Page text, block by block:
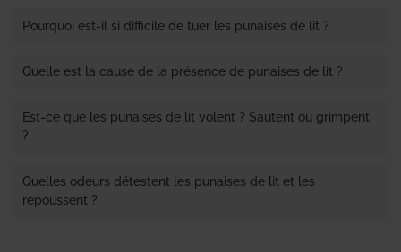
Pourquoi est-il si difficile de tuer les punaises de lit ?
Quelle est la cause de la présence de punaises de lit ?
Est-ce que les punaises de lit volent ? Sautent ou grimpent
?
Quelles odeurs détestent les punaises de lit et les
repoussent ?